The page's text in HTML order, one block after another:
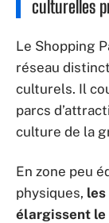
culturelles
Le Shopping
réseau
culturels. Il
parcs
culture de la
En zone peu
physiques,
élargissent le